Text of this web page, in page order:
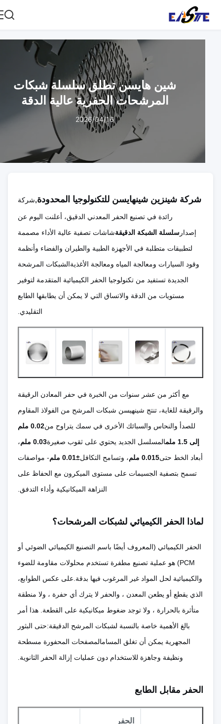
شين هايسن تطلق سلسلة شبكات
المرشحات الحفرية عالية الدقة
2026/04/16
شركة شينزين شينهايسن للتكنولوجيا المحدودة,شركة
رائدة في تصنيع الحفر المعدني الدقيق، أعلنت اليوم عن
إصدارسلسلة الشبكة الدقيقةشاشات تصفية عالية الأداء مصممة
لتطبيقات متطلبة في الأجهزة الطبية والطيران والفضاء وأنظمة
وقود السيارات ومعالجة المياه ومعالجة الأغذيةالشبكات المرشحة
الجديدة تستفيد من تكنولوجيا الحفر الكيميائية المتقدمة لتوفير
مستويات من الدقة والاتساق التي لا يمكن أن يطابقها الطابع
التقليدي.
مع أكثر من عشر سنوات من الخبرة في حفر المعادن الرقيقة
والرقيقة للغاية، تنتج شينهيسن شبكات المرشح من الفولاذ المقاوم
للصدأ والنحاس والسبائك الأخرى في سمك يتراوح من
0.02 ملم
المسلسل الجديد يحتوي على ثقوب صغيرة0.03 ملم
،
أبعاد الخط حتى0.015 ملم ، وتسامح التكافل±0.01 ملم
- مواصفات
تسمح بتصفية الجسيمات على مستوى الميكرون مع الحفاظ على
النزاهة الميكانيكية وأداء التدفق.
لماذا الحفر الكيميائي لشبكات المرشحات؟
الحفر الكيميائي (المعروف أيضًا باسم التصنيع الكيميائي الضوئي أو
PCM) هو عملية تصنيع مطفرة تستخدم محلولات مقاومة للضوء
والكيميائية لحل المواد غير المرغوب فيها بدقة.على عكس الطوابع،
الذي يقطع أو يطعن المعدن ، والحفر لا يترك أي حفرة ، ولا منطقة
متأثرة بالحرارة ، ولا توجد ضغوط ميكانيكية على القطعة. هذا أمر
بالغ الأهمية خاصة بالنسبة لشبكات المرشح الدقيقة:حتى البثور
المجهرية يمكن أن تغلق المسامالمصفحات المحفورة مسطحة
ونظيفة وجاهزة للاستخدام دون عمليات إزالة الحفر الثانوية.
الحفر مقابل الطابع